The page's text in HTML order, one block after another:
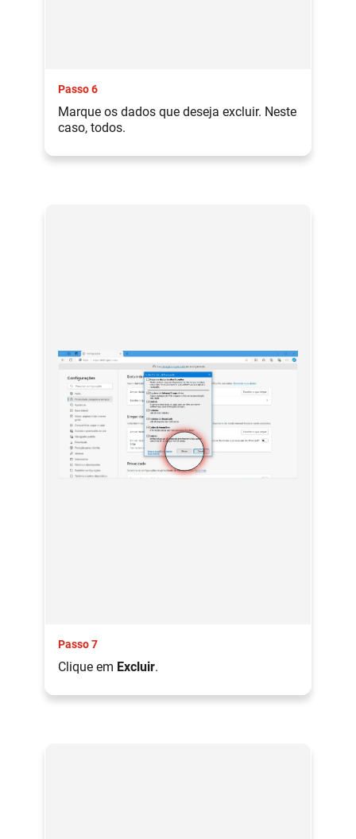
Passo 6
Marque os dados que deseja excluir. Neste
caso, todos.
Passo 7
Clique em Excluir.